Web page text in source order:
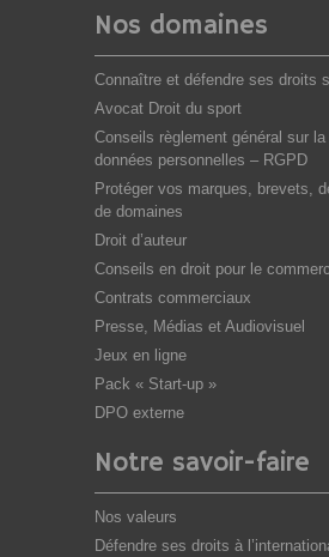
Nos domaines
Connaître et défendre ses droits
Avocat Droit du sport
Conseils règlement général sur
données personnelles – RGPD
Protéger vos marques, brevets,
de domaines
Droit d’auteur
Conseils en droit pour le
Contrats commerciaux
Presse, Médias et Audiovisuel
Jeux en ligne
Pack « Start-up »
DPO externe
Notre savoir-faire
Nos valeurs
Défendre ses droits à